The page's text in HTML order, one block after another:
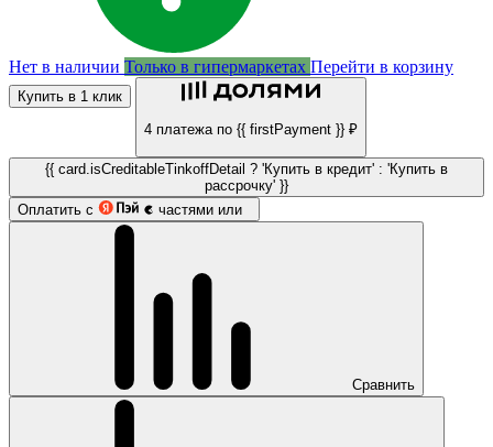
Нет в наличии Только в гипермаркетах Перейти в корзину
Купить в 1 клик
4 платежа по {{ firstPayment }} ₽
{{ card.isCreditableTinkoffDetail ? 'Купить в кредит' : 'Купить в
рассрочку' }}
Оплатить с
частями или
Сравнить